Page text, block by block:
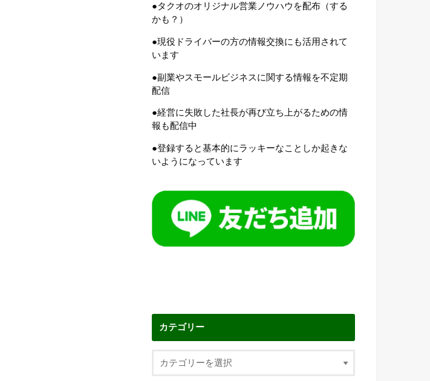
●タクオのオリジナル営業ノウハウを配布（する
かも？）
●現役ドライバーの方の情報交換にも活用されて
います
●副業やスモールビジネスに関する情報を不定期
配信
●経営に失敗した社長が再び立ち上がるための情
報も配信中
●登録すると基本的にラッキーなことしか起きな
いようになっています
カテゴリー